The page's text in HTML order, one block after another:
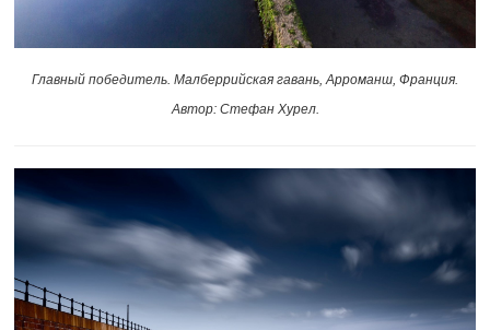
Главный победитель. Малберрийская гавань, Арроманш, Франция.
Автор: Стефан Хурел.